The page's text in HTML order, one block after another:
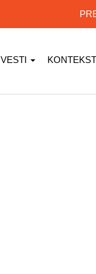
VESTI KONTEKST